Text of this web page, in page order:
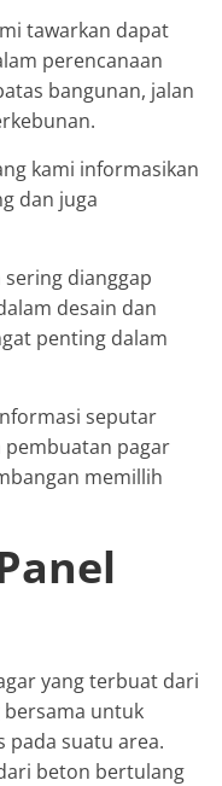
tawarkan dapat
perencanaan
bangunan, jalan
kami informasikan
dan juga
dianggap
desain dan
penting dalam
seputar
pembuatan pagar
memillih
yang terbuat dari
bersama untuk
pada suatu area.
beton bertulang